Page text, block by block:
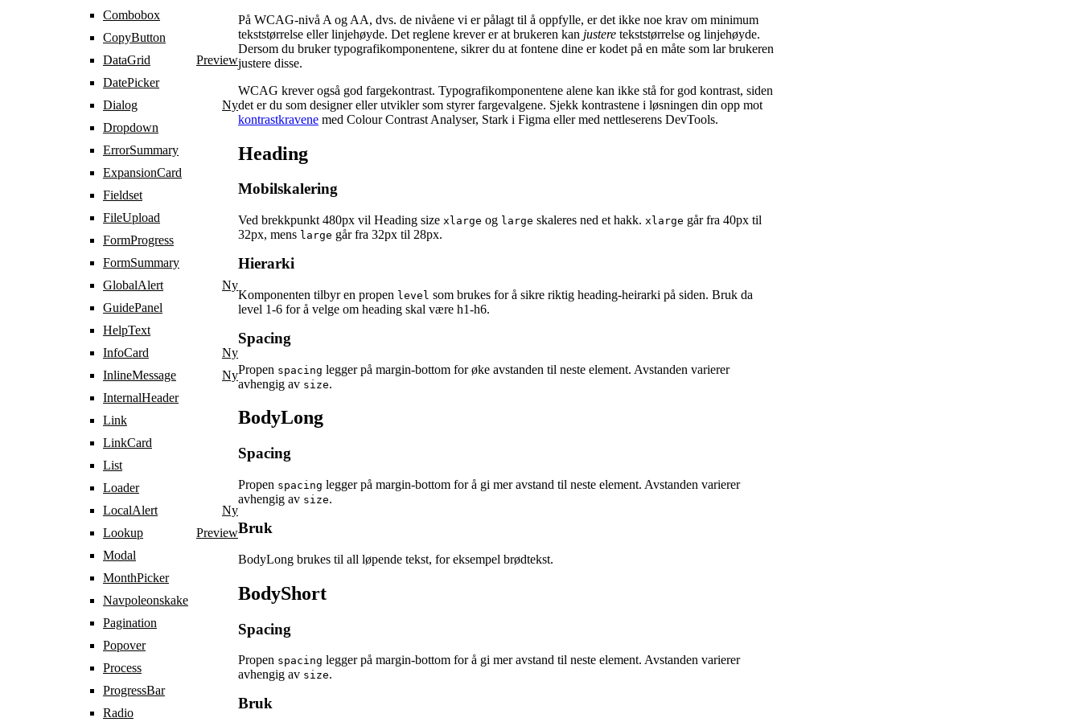
Combobox
CopyButton
DataGrid
Preview
DatePicker
Dialog
Ny
Dropdown
ErrorSummary
ExpansionCard
Fieldset
FileUpload
FormProgress
FormSummary
GlobalAlert
Ny
GuidePanel
HelpText
InfoCard
Ny
InlineMessage
Ny
InternalHeader
Link
LinkCard
List
Loader
LocalAlert
Ny
Lookup
Preview
Modal
MonthPicker
Navpoleonskake
Pagination
Popover
Process
ProgressBar
Radio
På WCAG-nivå A og AA, dvs. de nivåene vi er pålagt til å oppfylle, er det ikke noe krav om minimum
tekststørrelse eller linjehøyde. Det reglene krever er at brukeren kan justere tekststørrelse og linjehøyde.
Dersom du bruker typografikomponentene, sikrer du at fontene dine er kodet på en måte som lar brukeren
justere disse.
WCAG krever også god fargekontrast. Typografikomponentene alene kan ikke stå for god kontrast, siden
det er du som designer eller utvikler som styrer fargevalgene. Sjekk kontrastene i løsningen din opp mot
kontrastkravene med Colour Contrast Analyser, Stark i Figma eller med nettleserens DevTools.
Heading
Mobilskalering
Ved brekkpunkt 480px vil Heading size xlarge og large skaleres ned et hakk. xlarge går fra 40px til
32px, mens large går fra 32px til 28px.
Hierarki
Komponenten tilbyr en propen level som brukes for å sikre riktig heading-heirarki på siden. Bruk da
level 1-6 for å velge om heading skal være h1-h6.
Spacing
Propen spacing legger på margin-bottom for øke avstanden til neste element. Avstanden varierer
avhengig av size.
BodyLong
Spacing
Propen spacing legger på margin-bottom for å gi mer avstand til neste element. Avstanden varierer
avhengig av size.
Bruk
BodyLong brukes til all løpende tekst, for eksempel brødtekst.
BodyShort
Spacing
Propen spacing legger på margin-bottom for å gi mer avstand til neste element. Avstanden varierer
avhengig av size.
Bruk